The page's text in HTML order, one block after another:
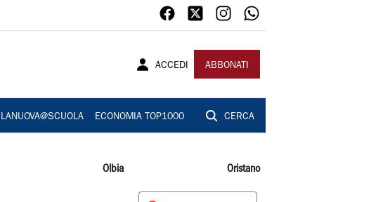
ACCEDI ABBONATI
LANUOVA@SCUOLA ECONOMIA TOP1000 CERCA
Olbia Oristano